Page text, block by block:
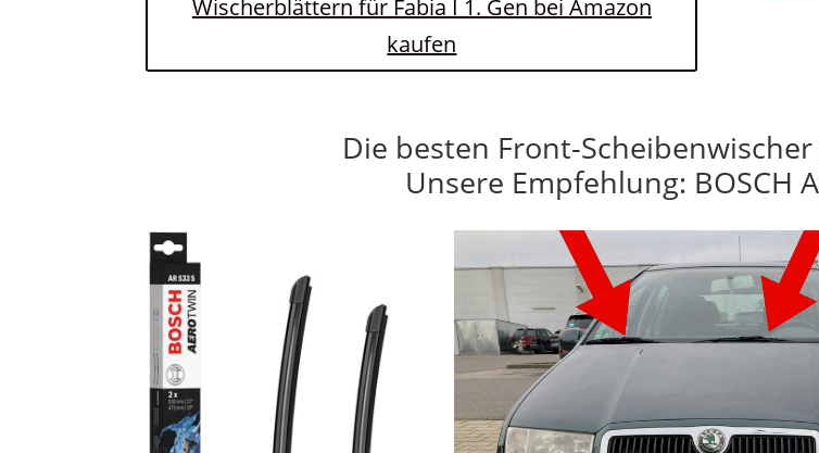
Wischerblättern für Fabia I 1. Gen bei Amazon
kaufen
Die besten Front-
Unsere Empfehlung: BOSCH